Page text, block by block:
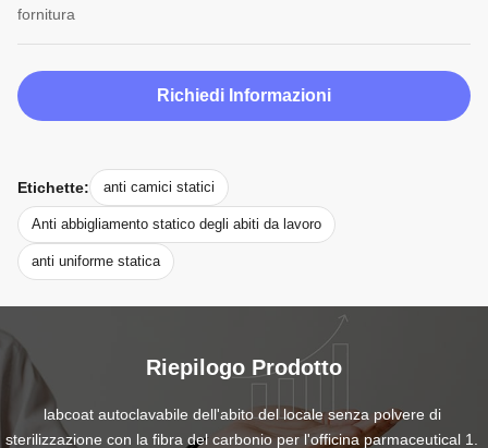
fornitura
Richiedi Informazioni
Etichette: anti camici statici
Anti abbigliamento statico degli abiti da lavoro
anti uniforme statica
Riepilogo Prodotto
labcoat autoclavabile dell'abito del locale senza polvere di
sterilizzazione con la fibra del carbonio per l'officina parmaceutical 1.